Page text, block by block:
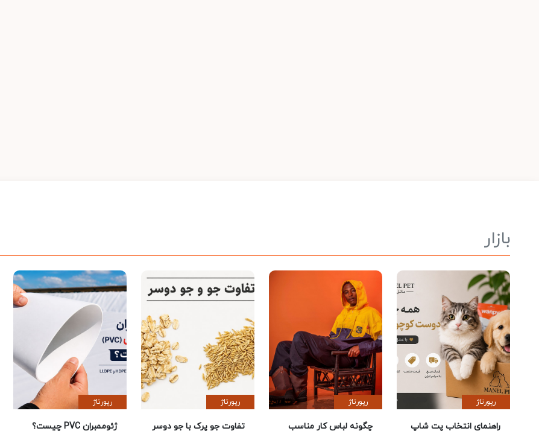
بازار
رپورتاژ
راهنمای انتخاب پت شاپ
رپورتاژ
چگونه لباس کار مناسب
رپورتاژ
تفاوت جو پرک با جو دوسر
رپورتاژ
ژئوممبران PVC چیست؟